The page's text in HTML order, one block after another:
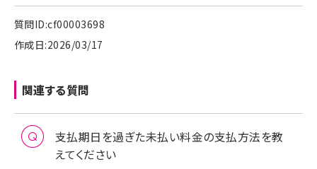
質問ID:cf00003698
作成日:2026/03/17
関連する質問
支払期日を過ぎた未払い料金の支払方法を教
えてください